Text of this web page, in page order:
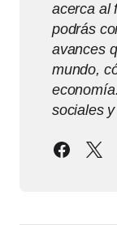
acerca al
podrás
avances
mundo,
sociales